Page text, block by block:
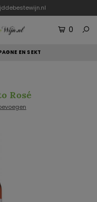
0
EN SEKT
Rosé